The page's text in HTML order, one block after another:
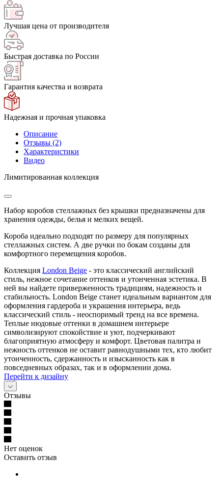
Лучшая цена от производителя
Быстрая доставка по России
Гарантия качества и возврата
Надежная и прочная упаковка
Описание
Отзывы (2)
Характеристики
Видео
Лимитированная коллекция
Набор коробов стеллажных без крышки предназначены для
хранения одежды, белья и мелких вещей.
Короба идеально подходят по размеру для популярных
стеллажных систем. А две ручки по бокам созданы для
комфортного перемещения коробов.
Коллекция London Beige - это классический английский
стиль, нежное сочетание оттенков и утонченная эстетика. В
ней вы найдете приверженность традициям, надежность и
стабильность. London Beige станет идеальным вариантом для
оформления гардероба и украшения интерьера, ведь
классический стиль - неоспоримый тренд на все времена.
Теплые нюдовые оттенки в домашнем интерьере
символизируют спокойствие и уют, подчеркивают
благоприятную атмосферу и комфорт. Цветовая палитра и
нежность оттенков не оставит равнодушными тех, кто любит
утонченность, сдержанность и изысканность как в
повседневных образах, так и в оформлении дома.
Перейти к дизайну
Отзывы
Нет оценок
Оставить отзыв